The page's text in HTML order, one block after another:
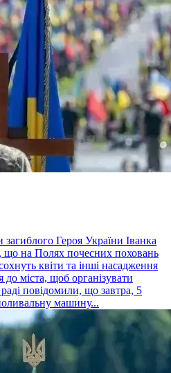
Героя України Іванка
що на Полях почесних поховань
квіти та інші насадження
міста, щоб організувати
повідомили, що завтра, 5
машину...